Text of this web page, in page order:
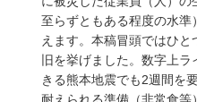
至らずともある程度の水
えます。本稿冒頭ではひ
旧を挙げました。数字上
きる熊本地震でも2週間を